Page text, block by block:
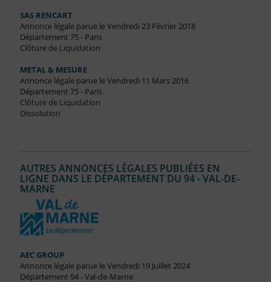
SAS RENCART
Annonce légale parue le Vendredi 23 Février 2018
Département 75 - Paris
Clôture de Liquidation
METAL & MESURE
Annonce légale parue le Vendredi 11 Mars 2016
Département 75 - Paris
Clôture de Liquidation
Dissolution
AUTRES ANNONCES LÉGALES PUBLIÉES EN
LIGNE DANS LE DÉPARTEMENT DU 94 - VAL-DE-
MARNE
AEC GROUP
Annonce légale parue le Vendredi 19 Juillet 2024
Département 94 - Val-de-Marne